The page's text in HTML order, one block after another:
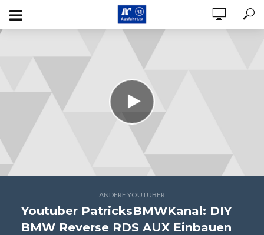
ANDERE YOUTUBER
Youtuber PatricksBMWKanal: DIY
BMW Reverse RDS AUX Einbauen